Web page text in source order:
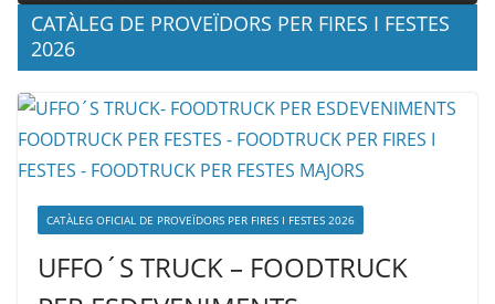
CATÀLEG DE PROVEÏDORS PER FIRES I FESTES
2026
CATÀLEG OFICIAL DE PROVEÏDORS PER FIRES I FESTES 2026
UFFO´S TRUCK – FOODTRUCK